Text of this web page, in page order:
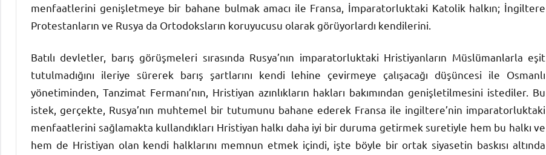
menfaatlerini genişletmeye bir bahane bulmak amacı ile Fransa, İmparatorluktaki Katolik halkın; İngiltere
Protestanların ve Rusya da Ortodoksların koruyucusu olarak görüyorlardı kendilerini.
Batılı devletler, barış görüşmeleri sırasında Rusya’nın imparatorluktaki Hristiyanların Müslümanlarla eşit
tutulmadığını ileriye sürerek barış şartlarını kendi lehine çevirmeye çalışacağı düşüncesi ile Osmanlı
yönetiminden, Tanzimat Fermanı’nın, Hristiyan azınlıkların hakları bakımından genişletilmesini istediler. Bu
istek, gerçekte, Rusya’nın muhtemel bir tutumunu bahane ederek Fransa ile ingiltere’nin imparatorluktaki
menfaatlerini sağlamakta kullandıkları Hristiyan halkı daha iyi bir duruma getirmek suretiyle hem bu halkı ve
hem de Hristiyan olan kendi halklarını memnun etmek içindi, işte böyle bir ortak siyasetin baskısı altında